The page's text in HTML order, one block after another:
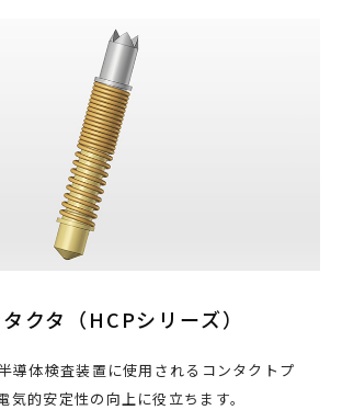
クタ（HCPシリーズ）
導体検査装置に使用されるコンタクトプ
気的安定性の向上に役立ちます。